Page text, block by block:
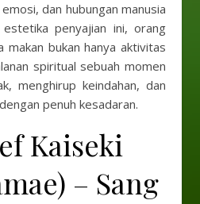
dan hubungan manusia
penyajian ini, orang
makan bukan hanya aktivitas
spiritual sebuah momen
menghirup keindahan, dan
penuh kesadaran.
Kaiseki
– Sang